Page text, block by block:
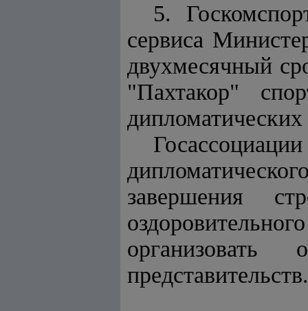
5.
сервиса
двухмесячный
"Пахтакор"
дипломатических
завершения
организовать
представительств.